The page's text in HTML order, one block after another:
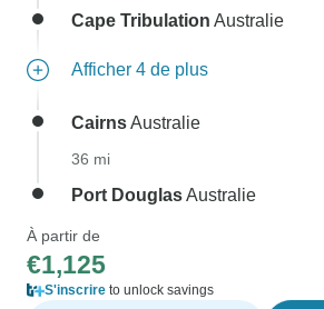
Cape Tribulation Australie
Afficher 4 de plus
CairnsAustralie
36 mi
Port DouglasAustralie
À partir de
€1,125
S'inscrire to unlock savings